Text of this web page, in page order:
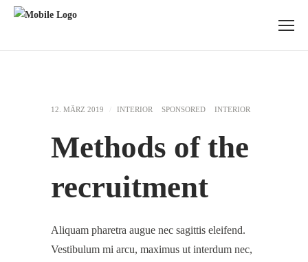
12. MÄRZ 2019 INTERIOR SPONSORED INTERIOR
Methods of the
recruitment
Aliquam pharetra augue nec sagittis eleifend.
Vestibulum mi arcu, maximus ut interdum nec,